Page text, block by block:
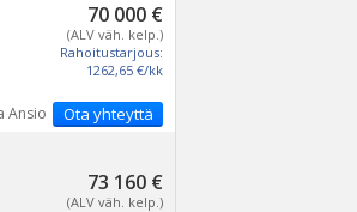
70 000 €
(ALV väh. kelp.)
Rahoitustarjous:
1262,65 €/kk
Ota yhteyttä
Ansio
73 160 €
(ALV väh. kelp.)